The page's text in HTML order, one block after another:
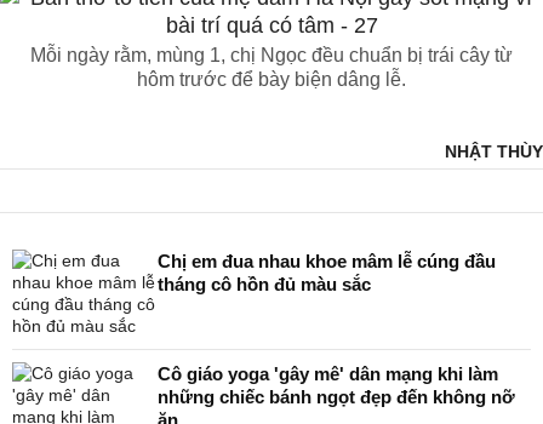
Mỗi ngày rằm, mùng 1, chị Ngọc đều chuẩn bị trái cây từ
hôm trước để bày biện dâng lễ.
NHẬT THÙY
Chị em đua nhau khoe mâm lễ cúng đầu
tháng cô hồn đủ màu sắc
Cô giáo yoga 'gây mê' dân mạng khi làm
những chiếc bánh ngọt đẹp đến không nỡ